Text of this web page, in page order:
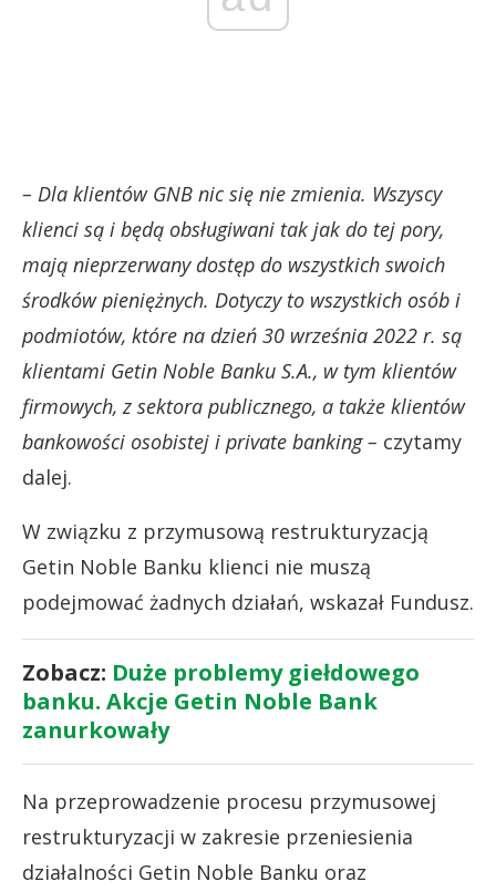
– Dla klientów GNB nic się nie zmienia. Wszyscy
klienci są i będą obsługiwani tak jak do tej pory,
mają nieprzerwany dostęp do wszystkich swoich
środków pieniężnych. Dotyczy to wszystkich osób i
podmiotów, które na dzień 30 września 2022 r. są
klientami Getin Noble Banku S.A., w tym klientów
firmowych, z sektora publicznego, a także klientów
bankowości osobistej i private banking – czytamy
dalej.
W związku z przymusową restrukturyzacją
Getin Noble Banku klienci nie muszą
podejmować żadnych działań, wskazał Fundusz.
Zobacz: Duże problemy giełdowego
banku. Akcje Getin Noble Bank
zanurkowały
Na przeprowadzenie procesu przymusowej
restrukturyzacji w zakresie przeniesienia
działalności Getin Noble Banku oraz